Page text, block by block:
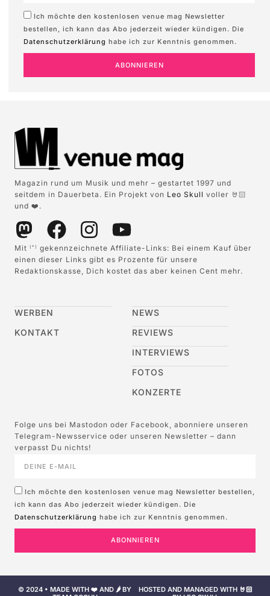
Ich möchte den kostenlosen venue mag Newsletter
bestellen, ich kann das Abo jederzeit wieder kündigen. Die
Datenschutzerklärung habe ich zur Kenntnis genommen.
ABONNIEREN
Magazin rund um Musik und mehr – gestartet 1997 und
seitdem in Dauerbeta. Ein Projekt von Leo Skull voller 🤘🏻
und ❤️.
Mit (*)
gekennzeichnete Affiliate-Links: Bei einem Kauf über
einen dieser Links gibt es Prozente für unsere
Redaktionskasse, Dich kostet das aber keinen Cent mehr.
WERBEN
KONTAKT
NEWS
REVIEWS
INTERVIEWS
FOTOS
KONZERTE
Folge uns bei Mastodon oder Facebook, abonniere unseren
Telegram-Newsservice oder unseren Newsletter – dann
verpasst Du nichts!
Ich möchte den kostenlosen venue mag Newsletter bestellen,
ich kann das Abo jederzeit wieder kündigen. Die
Datenschutzerklärung habe ich zur Kenntnis genommen.
ABONNIEREN
© 2024 • MADE WITH ❤️ AND 🌶️ BY
HOSTED AND MANAGED WITH 🤘🏻